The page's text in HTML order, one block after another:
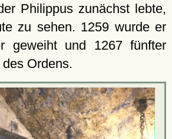
Philippus zunächst lebte,
zu sehen. 1259 wurde er
geweiht und 1267 fünfter
Ordens.